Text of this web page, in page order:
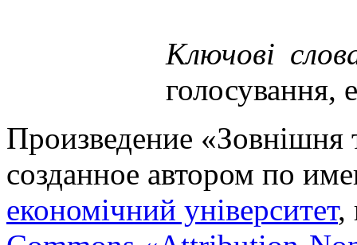
Ключові
голосування,
Произведение «Зовнішня
созданное автором по
економічний університет,